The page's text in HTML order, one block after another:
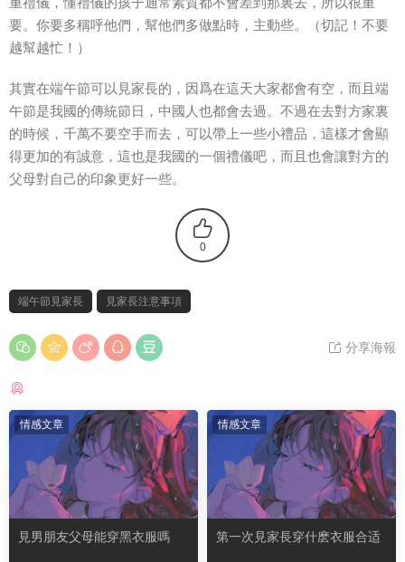
要。你要多稱呼他們，幫他們多做點時，主動些。（切記！不要
越幫越忙！）
其實在端午節可以見家長的，因爲在這天大家都會有空，而且端
午節是我國的傳統節日，中國人也都會去過。不過在去對方家裏
的時候，千萬不要空手而去，可以帶上一些小禮品，這樣才會顯
得更加的有誠意，這也是我國的一個禮儀吧，而且也會讓對方的
父母對自己的印象更好一些。
0
端午節見家長 見家長注意事項
分享海報
情感文章
見男朋友父母能穿黑衣服嗎
情感文章
第一次見家長穿什麽衣服合适